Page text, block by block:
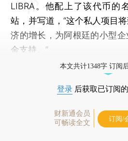
LIBRA。他配上了该代币的
站，并写道，“这个私人项目
济的增长，为阿根廷的小型
金支持。”
本文共计1348字 订阅
登录 后获取已订阅
财新通会员
可畅读全文
订阅/